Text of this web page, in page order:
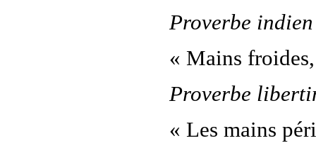
Proverbe indien
« Mains
Proverbe
« Les mains